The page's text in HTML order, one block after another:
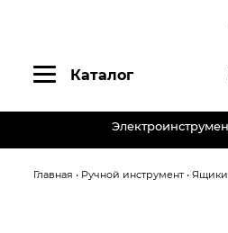
Каталог
Главная • Ручной инструмент•